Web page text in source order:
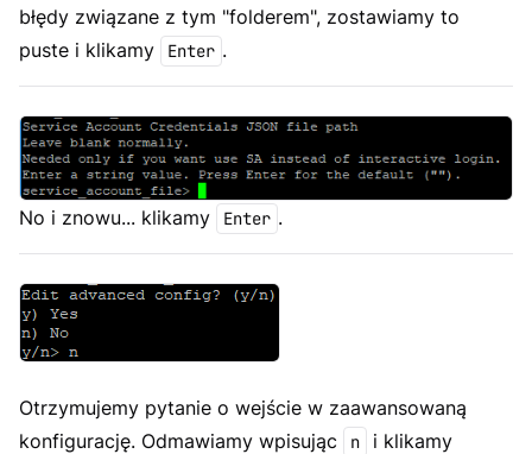
błędy związane z tym "folderem", zostawiamy to
puste i klikamy
Enter .
No i znowu... klikamy Enter .
Otrzymujemy pytanie o wejście w zaawansowaną
konfigurację. Odmawiamy wpisując
n i klikamy